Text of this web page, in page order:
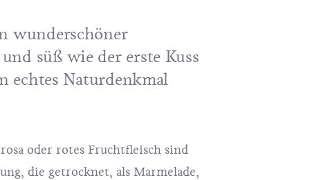
wunderschöner
süß wie der erste Kuss
echtes Naturdenkmal
oder rotes Fruchtfleisch sind
die getrocknet, als Marmelade,